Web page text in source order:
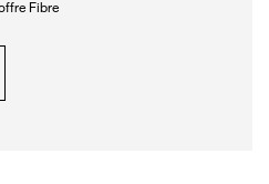
Fibre